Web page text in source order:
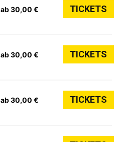
ab 30,00 € TICKETS
ab 30,00 € TICKETS
ab 30,00 € TICKETS